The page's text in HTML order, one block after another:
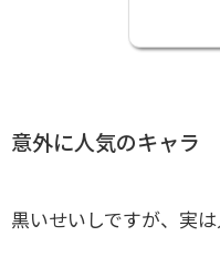
意外に人気のキャラ
黒いせいしですが、実は